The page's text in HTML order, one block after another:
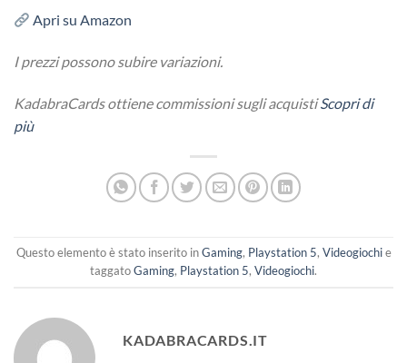
Apri su Amazon
I prezzi possono subire variazioni.
KadabraCards ottiene commissioni sugli acquistiScopri di
più
Questo elemento è stato inserito inGaming, Playstation 5, Videogiochie
taggatoGaming, Playstation 5, Videogiochi.
KADABRACARDS.IT